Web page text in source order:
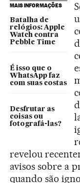
MAIS INFORMAÇÕES
Batalha de
relógios: Apple
Watch contra
Pebble Time
É isso que o
WhatsApp faz
com suas costas
Desfrutar as
coisas ou
fotografá-las?
revelou
avisos sobre a
quando são